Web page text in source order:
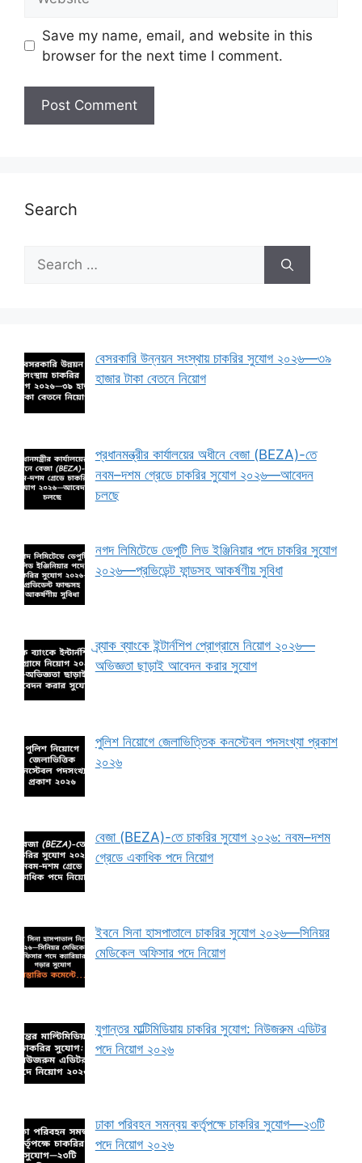
Save my name, email, and website in this
browser for the next time I comment.
Search
Search
for:
বেসরকারি উন্নয়ন সংস্থায় চাকরির সুযোগ ২০২৬—৩৯
হাজার টাকা বেতনে নিয়োগ
প্রধানমন্ত্রীর কার্যালয়ের অধীনে বেজা (BEZA)-তে
নবম–দশম গ্রেডে চাকরির সুযোগ ২০২৬—আবেদন
চলছে
নগদ লিমিটেডে ডেপুটি লিড ইঞ্জিনিয়ার পদে চাকরির সুযোগ
২০২৬—প্রভিডেন্ট ফান্ডসহ আকর্ষণীয় সুবিধা
ব্র্যাক ব্যাংকে ইন্টার্নশিপ প্রোগ্রামে নিয়োগ ২০২৬—
অভিজ্ঞতা ছাড়াই আবেদন করার সুযোগ
পুলিশ নিয়োগে জেলাভিত্তিক কনস্টেবল পদসংখ্যা প্রকাশ
২০২৬
বেজা (BEZA)-তে চাকরির সুযোগ ২০২৬: নবম–দশম
গ্রেডে একাধিক পদে নিয়োগ
ইবনে সিনা হাসপাতালে চাকরির সুযোগ ২০২৬—সিনিয়র
মেডিকেল অফিসার পদে নিয়োগ
যুগান্তর মাল্টিমিডিয়ায় চাকরির সুযোগ: নিউজরুম এডিটর
পদে নিয়োগ ২০২৬
ঢাকা পরিবহন সমন্বয় কর্তৃপক্ষে চাকরির সুযোগ—২৩টি
পদে নিয়োগ ২০২৬